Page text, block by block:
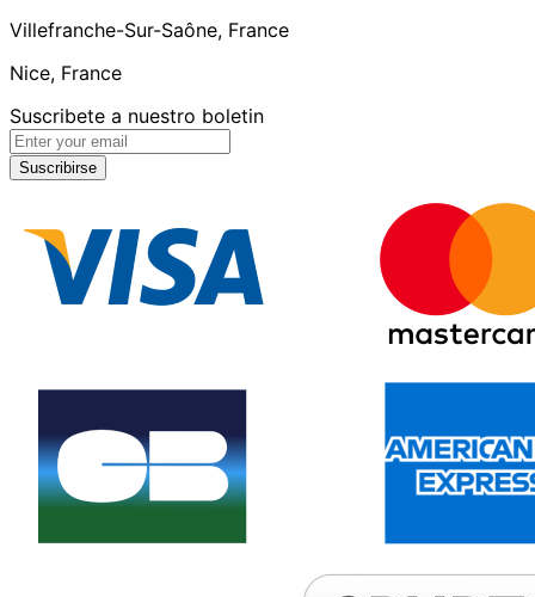
Villefranche-Sur-Saône, France
Nice, France
Suscribete a nuestro boletin
Suscribirse